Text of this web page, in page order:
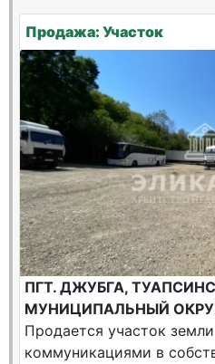
Продажа: Участок
ПГТ. ДЖУБГА,
МУНИЦИПАЛЬНЫЙ
Продается участок
коммуникациями в